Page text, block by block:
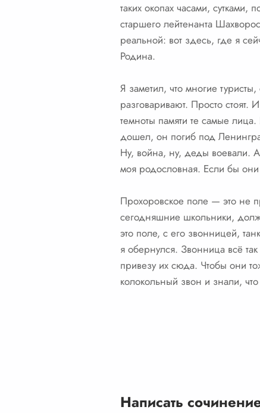
таких окопах часами,
старшего лейтенанта
реальной: вот здесь, где я
Родина.
Я заметил, что многие
разговаривают. Просто
темноты памяти те самые
дошел, он погиб под
Ну, война, ну, деды воевали. А
моя родословная. Если бы
Прохоровское поле — это не
сегодняшние школьники,
это поле, с его звонницей,
я обернулся. Звонница всё
привезу их сюда. Чтобы они
колокольный звон и знали,
Написать